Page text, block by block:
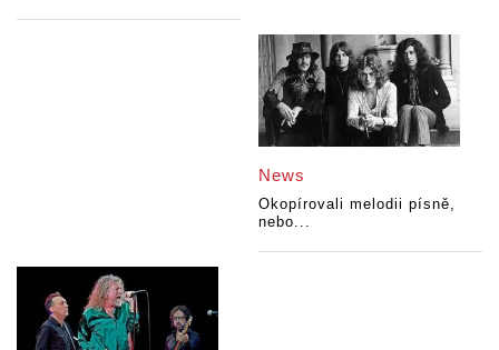
News
Okopírovali melodii písně,
nebo...